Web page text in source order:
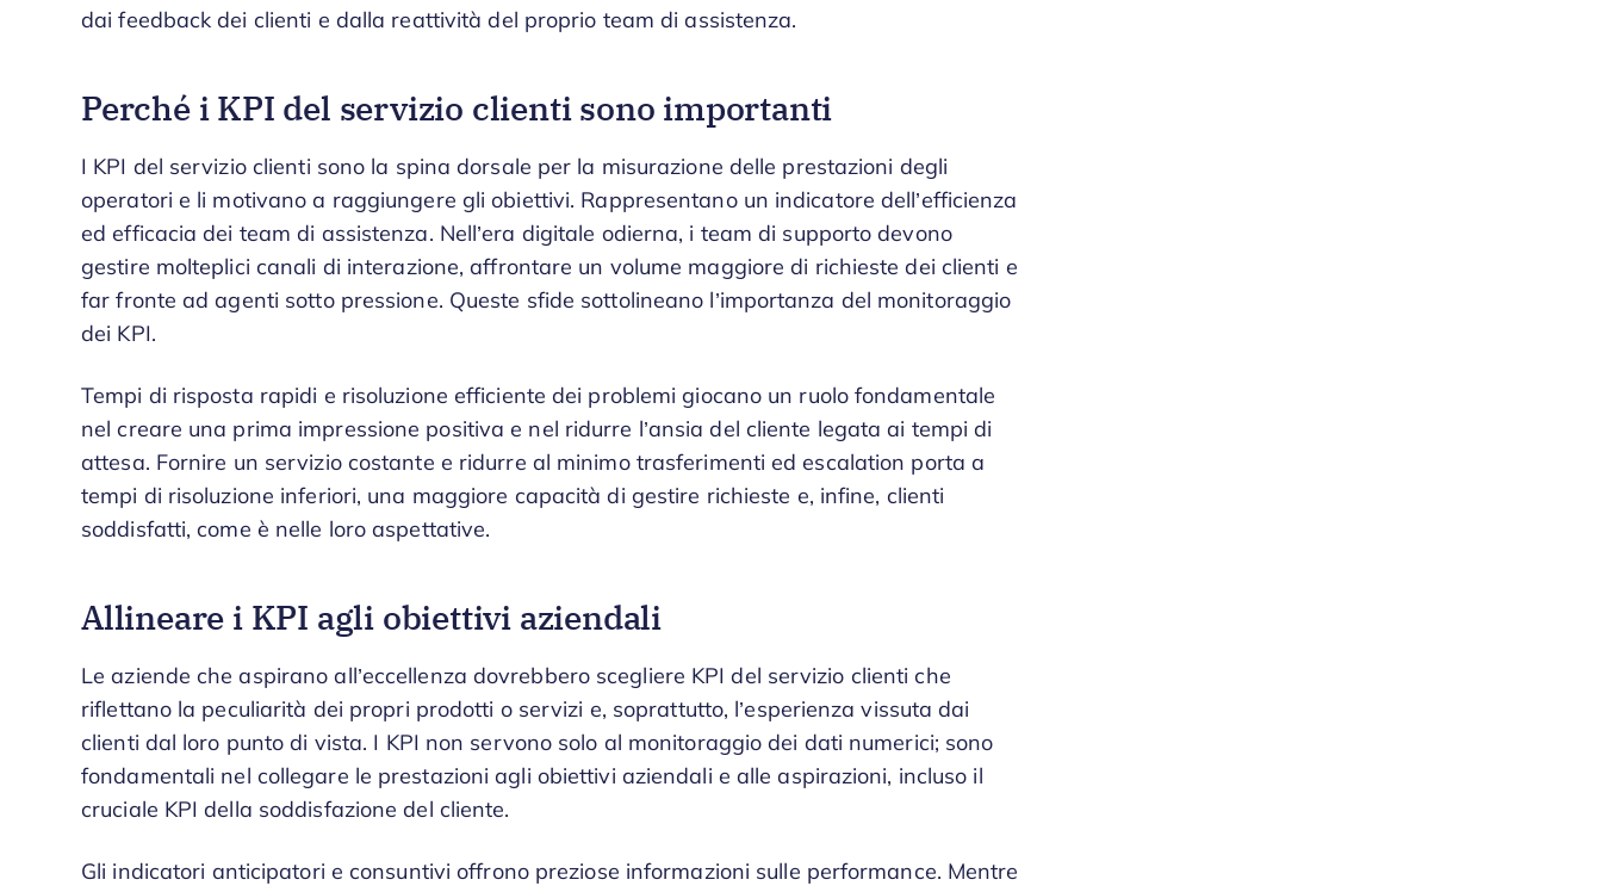
dai feedback dei clienti e dalla reattività del proprio team di assistenza.
Perché i KPI del servizio clienti sono importanti
I KPI del servizio clienti sono la spina dorsale per la misurazione delle prestazioni degli
operatori e li motivano a raggiungere gli obiettivi. Rappresentano un indicatore dell’efficienza
ed efficacia dei team di assistenza. Nell’era digitale odierna, i team di supporto devono
gestire molteplici canali di interazione, affrontare un volume maggiore di richieste dei clienti e
far fronte ad agenti sotto pressione. Queste sfide sottolineano l’importanza del monitoraggio
dei KPI.
Tempi di risposta rapidi e risoluzione efficiente dei problemi giocano un ruolo fondamentale
nel creare una prima impressione positiva e nel ridurre l’ansia del cliente legata ai tempi di
attesa. Fornire un servizio costante e ridurre al minimo trasferimenti ed escalation porta a
tempi di risoluzione inferiori, una maggiore capacità di gestire richieste e, infine, clienti
soddisfatti, come è nelle loro aspettative.
Allineare i KPI agli obiettivi aziendali
Le aziende che aspirano all’eccellenza dovrebbero scegliere KPI del servizio clienti che
riflettano la peculiarità dei propri prodotti o servizi e, soprattutto, l’esperienza vissuta dai
clienti dal loro punto di vista. I KPI non servono solo al monitoraggio dei dati numerici; sono
fondamentali nel collegare le prestazioni agli obiettivi aziendali e alle aspirazioni, incluso il
cruciale KPI della soddisfazione del cliente.
Gli indicatori anticipatori e consuntivi offrono preziose informazioni sulle performance. Mentre